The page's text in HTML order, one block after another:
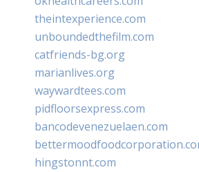
theintexperience.com
unboundedthefilm.com
catfriends-bg.org
marianlives.org
waywardtees.com
pidfloorsexpress.com
bancodevenezuelaen.com
hingstonnt.com